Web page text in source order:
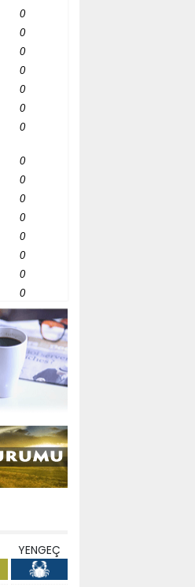
0
0
0
0
0
0
0
0
0
0
0
0
0
0
0
YENGEÇ